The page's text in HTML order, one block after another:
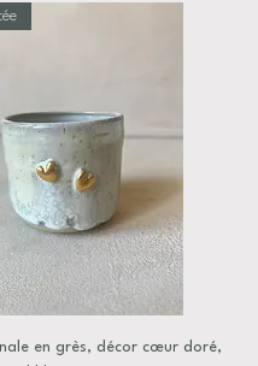
en grès, décor cœur doré,